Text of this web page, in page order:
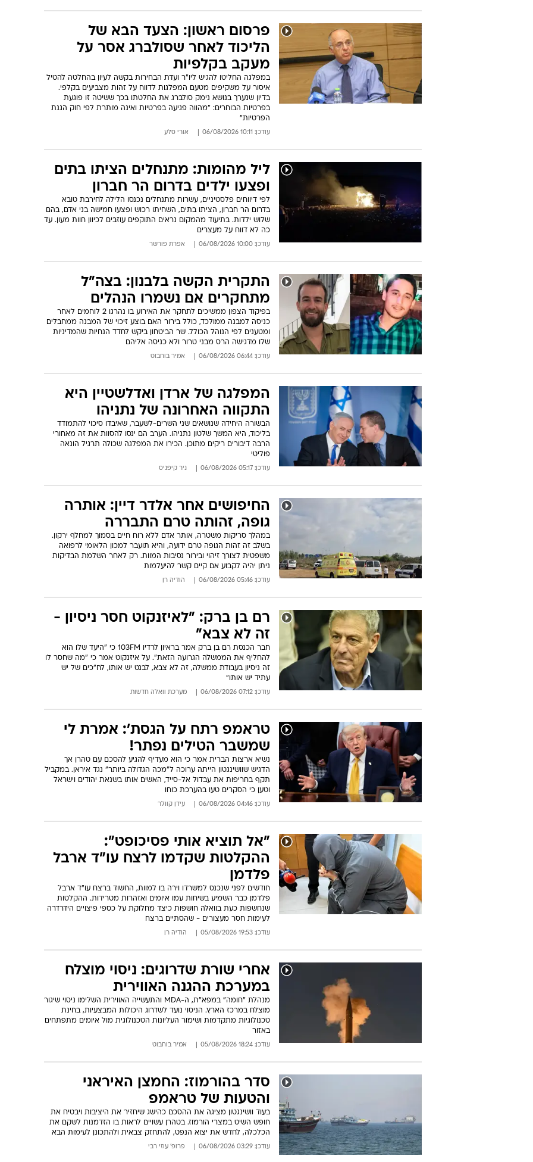
פרסום ראשון: הצעד הבא של
הליכוד לאחר שסולברג אסר על
מעקב בקלפיות
במפלגה החליטו להגיש ליו"ר ועדת הבחירות בקשה לעיון בהחלטה להטיל
איסור על משקיפים מטעם המפלגות לדווח על זהות מצביעים בקלפי.
בדיון שנערך בנושא נימק סולברג את החלטתו בכך ששיטה זו פוגעת
בפרטיות הבוחרים: "מהווה פגיעה בפרטיות ואינה מותרת לפי חוק הגנת
הפרטיות"
עודכן: 10:11 06/08/2026 אורי סלע
ליל מהומות: מתנחלים הציתו בתים
ופצעו ילדים בדרום הר חברון
לפי דיווחים פלסטיניים, עשרות מתנחלים נכנסו הלילה לחירבת טובא
בדרום הר חברון, הציתו בתים, השחיתו רכוש ופצעו חמישה בני אדם, בהם
שלוש ילדות. בתיעוד מהמקום נראים התוקפים עוזבים לכיוון חוות מעון. עד
כה לא דווח על מעצרים
עודכן: 10:00 06/08/2026 אפרת פורשר
התקרית הקשה בלבנון: בצה"ל
מתחקרים אם נשמרו הנהלים
בפיקוד הצפון ממשיכים לתחקר את האירוע בו נהרגו 2 לוחמים לאחר
כניסה למבנה ממולכד, כולל בירור האם בוצע זיכוי של המבנה ממחבלים
ומטענים לפי הנוהל הכולל. שר הביטחון ביקש לחדד הנחיות שהמדיניות
שלו מדגישה הרס מבני טרור ולא כניסה אליהם
עודכן: 06:44 06/08/2026 אמיר בוחבוט
המפלגה של ארדן ואדלשטיין היא
התקווה האחרונה של נתניהו
הבשורה היחידה שנושאים שני השרים-לשעבר, שאיבדו סיכוי להתמודד
בליכוד, היא המשך שלטון נתניהו. הערב הם ינסו להסוות את זה מאחורי
הרבה דיבורים ריקים מתוכן. הכירו את המפלגה שכולה תרגיל הונאה
פוליטי
עודכן: 05:17 06/08/2026 ניר קיפניס
החיפושים אחר אלדר דיין: אותרה
גופה, זהותה טרם התבררה
במהלך סריקות משטרה, אותר אדם ללא רוח חיים בסמוך למחלף ירקון.
בשלב זה זהות הגופה טרם ידועה, והיא תועבר למכון הלאומי לרפואה
משפטית לצורך זיהוי ובירור נסיבות המוות. רק לאחר השלמת הבדיקות
ניתן יהיה לקבוע אם קיים קשר להיעלמות
עודכן: 05:46 06/08/2026 הודיה רן
רם בן ברק: "לאיזנקוט חסר ניסיון -
זה לא צבא"
חבר הכנסת רם בן ברק אמר בראיון לרדיו 103FM כי "היעד שלו הוא
להחליף את הממשלה הגרועה הזאת". על איזנקוט אמר כי "מה שחסר לו
זה ניסיון בעבודת ממשלה, זה לא צבא, לבנט יש אותו, לח"כים של יש
עתיד יש אותו"
עודכן: 07:12 06/08/2026 מערכת וואלה חדשות
טראמפ רתח על הגסת': אמרת לי
שמשבר הטילים נפתר!
נשיא ארצות הברית אמר כי הוא מעדיף להגיע להסכם עם טהרן אך
הדגיש שוושינגטון הייתה ערוכה ל"מכה הגדולה ביותר" נגד איראן. במקביל
תקף בחריפות את עבדול אל-סייד, האשים אותו בשנאת יהודים וישראל
וטען כי הסקרים טעו בהערכת כוחו
עודכן: 04:46 06/08/2026 עידן קוולר
"אל תוציא אותי פסיכופט":
ההקלטות שקדמו לרצח עו"ד ארבל
פלדמן
חודשים לפני שנכנס למשרדו וירה בו למוות, החשוד ברצח עו"ד ארבל
פלדמן כבר השמיע בשיחות עמו איומים ואזהרות מטרידות. ההקלטות
שנחשפות כעת בוואלה חושפות כיצד מחלוקת על כספי פיצויים הידרדרה
לעימות חסר מעצורים - שהסתיים ברצח
עודכן: 19:53 05/08/2026 הודיה רן
אחרי שורת שדרוגים: ניסוי מוצלח
במערכת ההגנה האווירית
מנהלת "חומה" במפא"ת, ה-MDA והתעשייה האווירית השלימו ניסוי שיגור
מוצלח במרכז הארץ. הניסוי נועד לשדרוג היכולות המבצעיות, בחינת
טכנולוגיות מתקדמות ושימור העליונות הטכנולוגית מול איומים מתפתחים
באזור
עודכן: 18:24 05/08/2026 אמיר בוחבוט
סדר בהורמוז: החמצן האיראני
והטעות של טראמפ
בעוד וושינגטון מציגה את ההסכם כהישג שיחזיר את היציבות ויבטיח את
חופש השיט במצרי הורמוז. בטהרן עשויים לראות בו הזדמנות לשקם את
הכלכלה, לחדש את יצוא הנפט, להתחזק צבאית ולהתכונן לעימות הבא
עודכן: 03:29 06/08/2026 פרופ' עוזי רבי